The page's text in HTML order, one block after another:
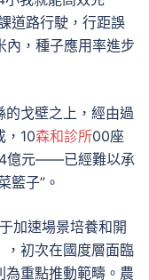
道路行駛，行距誤
內，種子應用率進步
的戈壁之上，經由過
，10森和診所00座
億元——已經難以承
籃子”。
加速場景培養和開
，初次在國度層面臨
為重點推動範疇。農